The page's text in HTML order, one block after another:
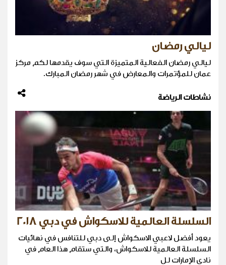
ليالي رمضان
ليالي رمضان الفعالية المتميزة التي سوف يقدمها لكم مركز
عمان للمؤتمرات والمعارض في شهر رمضان المبارك.
نشاطات الرياضة
السلسلة العالمية للاسكواش في دبي 2018
يعود أفضل لاعبي الاسكواش إلى دبي للتنافس في نهائيات
السلسلة العالمية للاسكواش، والتي ستقام هذا العام في
نادي الإمارات لل